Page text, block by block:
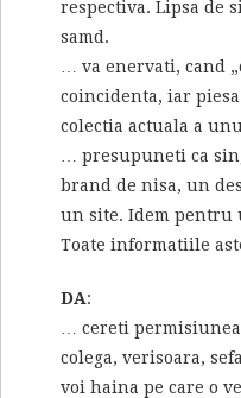
respectiva. Lipsa de
samd.
… va enervati, cand
coincidenta, iar
colectia actuala a
… presupuneti ca
brand de nisa, un
un site. Idem pentru
Toate informatiile
DA:
… cereti
colega, verisoara,
voi haina pe care o